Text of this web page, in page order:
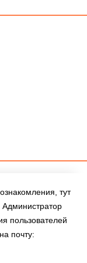
тут
Администратор
пользователей
почту: